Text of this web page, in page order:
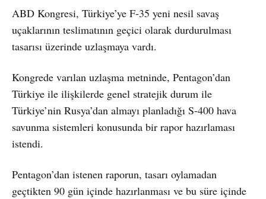
ABD Kongresi, Türkiye’ye F-35 yeni nesil savaş
uçaklarının teslimatının geçici olarak durdurulması
tasarısı üzerinde uzlaşmaya vardı.
Kongrede varılan uzlaşma metninde, Pentagon’dan
Türkiye ile ilişkilerde genel stratejik durum ile
Türkiye’nin Rusya’dan almayı planladığı S-400 hava
savunma sistemleri konusunda bir rapor hazırlaması
istendi.
Pentagon’dan istenen raporun, tasarı oylamadan
geçtikten 90 gün içinde hazırlanması ve bu süre içinde